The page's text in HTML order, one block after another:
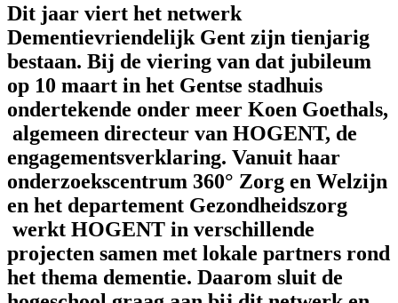
Dit jaar viert het netwerk
Dementievriendelijk Gent zijn tienjarig
bestaan. Bij de viering van dat jubileum
op 10 maart in het Gentse stadhuis
ondertekende onder meer Koen Goethals,
algemeen directeur van HOGENT, de
engagementsverklaring. Vanuit haar
onderzoekscentrum 360° Zorg en Welzijn
en het departement Gezondheidszorg
werkt HOGENT in verschillende
projecten samen met lokale partners rond
het thema dementie. Daarom sluit de